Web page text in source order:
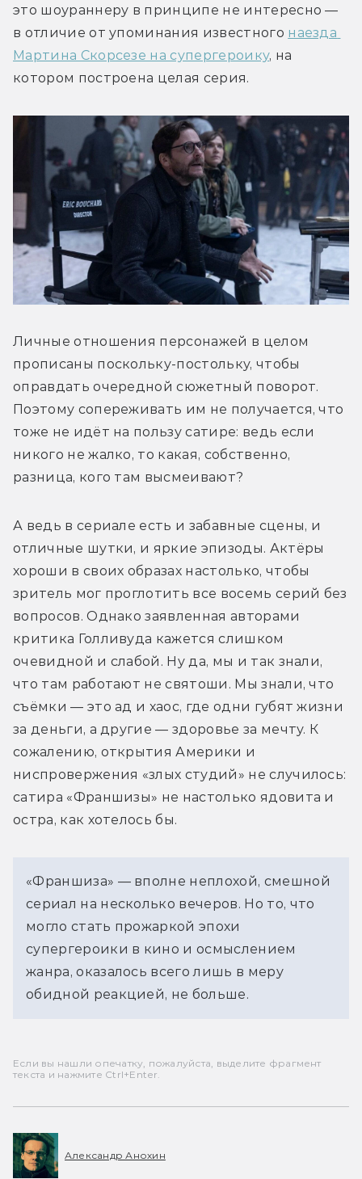
это шоураннеру в принципе не интересно —
в отличие от упоминания известного наезда
Мартина Скорсезе на супергероику, на
котором построена целая серия.
Личные отношения персонажей в целом
прописаны поскольку-постольку, чтобы
оправдать очередной сюжетный поворот.
Поэтому сопереживать им не получается, что
тоже не идёт на пользу сатире: ведь если
никого не жалко, то какая, собственно,
разница, кого там высмеивают?
А ведь в сериале есть и забавные сцены, и
отличные шутки, и яркие эпизоды. Актёры
хороши в своих образах настолько, чтобы
зритель мог проглотить все восемь серий без
вопросов. Однако заявленная авторами
критика Голливуда кажется слишком
очевидной и слабой. Ну да, мы и так знали,
что там работают не святоши. Мы знали, что
съёмки — это ад и хаос, где одни губят жизни
за деньги, а другие — здоровье за мечту. К
сожалению, открытия Америки и
ниспровержения «злых студий» не случилось:
сатира «Франшизы» не настолько ядовита и
остра, как хотелось бы.
«Франшиза» — вполне неплохой, смешной
сериал на несколько вечеров. Но то, что
могло стать прожаркой эпохи
супергероики в кино и осмыслением
жанра, оказалось всего лишь в меру
обидной реакцией, не больше.
Если вы нашли опечатку, пожалуйста, выделите фрагмент
текста и нажмите Ctrl+Enter.
Александр Анохин